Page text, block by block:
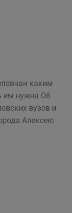
каким
им нужна Об
вузов и
Алексею